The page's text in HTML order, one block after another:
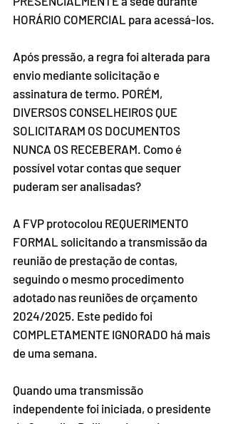
HORÁRIO COMERCIAL para acessá-los.
Após pressão, a regra foi alterada para
envio mediante solicitação e
assinatura de termo. PORÉM,
DIVERSOS CONSELHEIROS QUE
SOLICITARAM OS DOCUMENTOS
NUNCA OS RECEBERAM. Como é
possível votar contas que sequer
puderam ser analisadas?
A FVP protocolou REQUERIMENTO
FORMAL solicitando a transmissão da
reunião de prestação de contas,
seguindo o mesmo procedimento
adotado nas reuniões de orçamento
2024/2025. Este pedido foi
COMPLETAMENTE IGNORADO há mais
de uma semana.
Quando uma transmissão
independente foi iniciada, o presidente